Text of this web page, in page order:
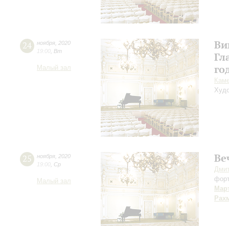
24 ноября 2020
19:00 Вт
Малый зал
25 ноября 2020
19:00 Ср
Малый зал